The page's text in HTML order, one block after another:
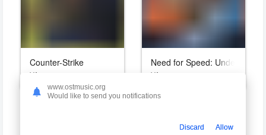
Counter-Strike
VA
Need for Speed: Underground
VA
www.ostmusic.org
Would like to send you notifications
Discard Allow